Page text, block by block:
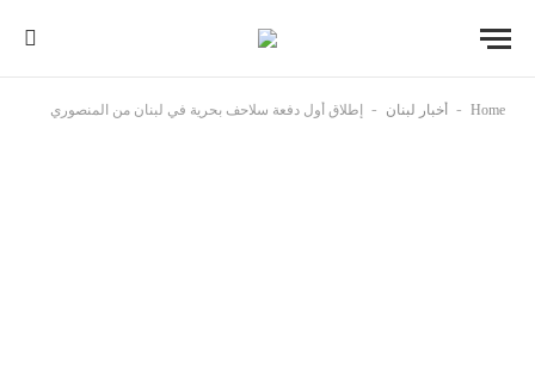
Home
- أخبار لبنان - ‏إطلاق أول دفعة ⁧‫سلاحف‬⁩ بحرية في لبنان من المنصوري